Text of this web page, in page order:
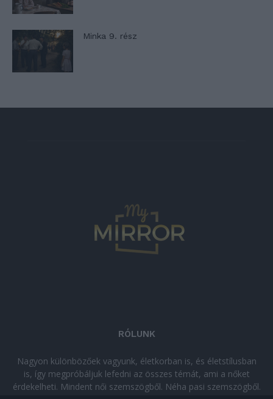
Minka 9. rész
RÓLUNK
Nagyon különbözőek vagyunk, életkorban is, és életstílusban
is, így megpróbáljuk lefedni az összes témát, ami a nőket
érdekelheti. Mindent női szemszögből. Néha pasi szemszögből.